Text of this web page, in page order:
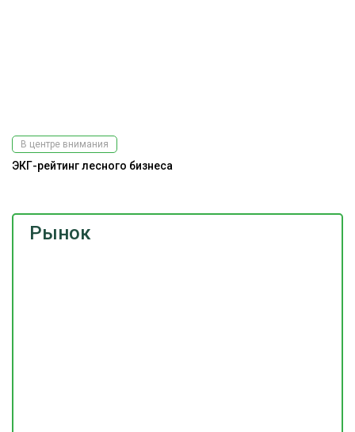
Рынок
В центре внимания
ЭКГ-рейтинг лесного бизнеса